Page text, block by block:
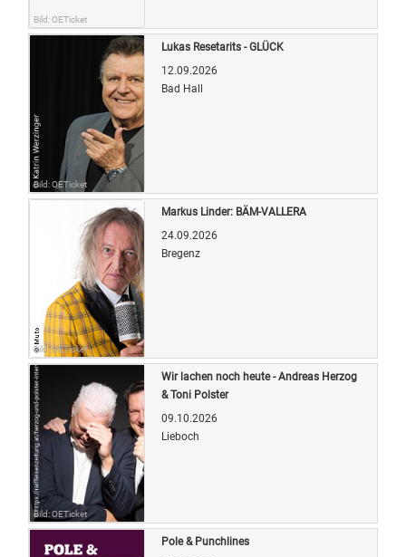
Bild: OETicket
Bild: OETicket
Lukas Resetarits - GLÜCK
12.09.2026
Bad Hall
Bild: OETicket
Markus Linder: BÄM-VALLERA
24.09.2026
Bregenz
Bild: OETicket
Wir lachen noch heute - Andreas Herzog
& Toni Polster
09.10.2026
Lieboch
Pole & Punchlines